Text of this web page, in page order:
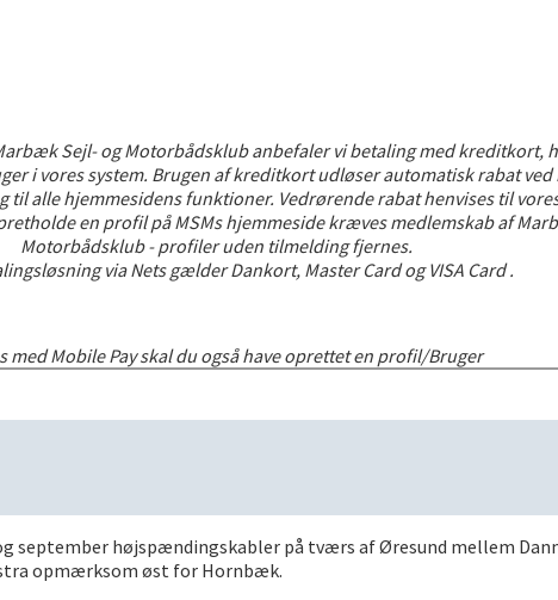
Sejl- og Motorbådsklub anbefaler vi betaling med kreditkort,
i vores system. Brugen af kreditkort udløser automatisk rabat ved
til alle hjemmesidens funktioner. Vedrørende rabat henvises til
en profil på MSMs hjemmeside kræves medlemskab af
Motorbådsklub - profiler uden tilmelding fjernes.
via Nets gælder Dankort, Master Card og VISA Card .
med Mobile Pay skal du også have oprettet en profil/Bruger